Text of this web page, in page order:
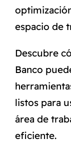
espacio de
Descubre
Banco
listos para
área de
eficiente.